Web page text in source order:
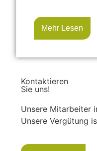
Mehr Lesen
Kontaktieren
Sie uns!
Unsere Mitarbeiter
Unsere Vergütung